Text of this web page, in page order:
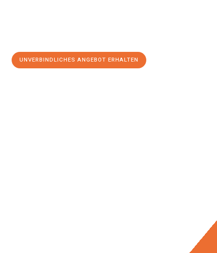
UNVERBINDLICHES ANGEBOT ERHALTEN